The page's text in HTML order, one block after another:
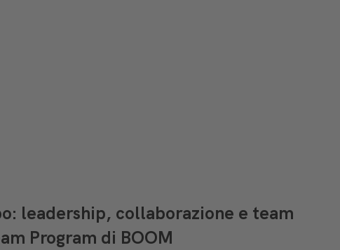
leadership, collaborazione e team
Program di BOOM